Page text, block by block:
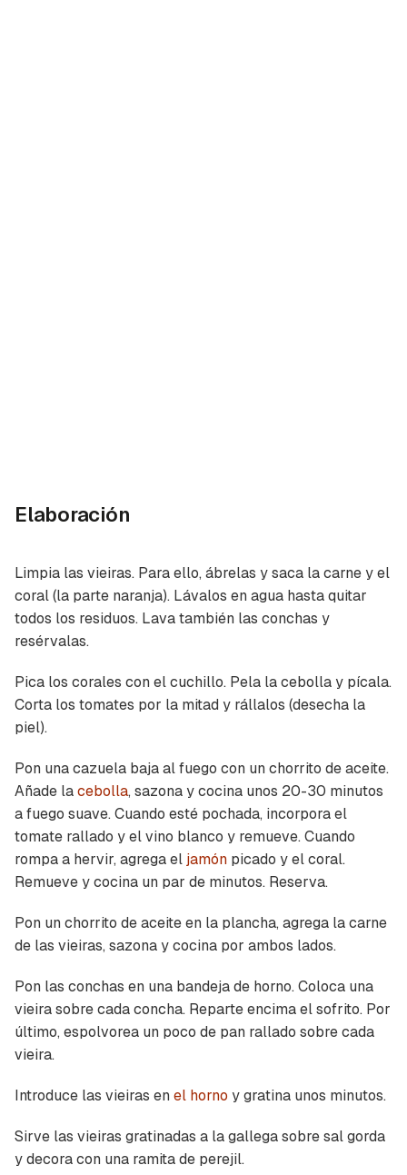
Elaboración
Limpia las vieiras. Para ello, ábrelas y saca la carne y el
coral (la parte naranja). Lávalos en agua hasta quitar
todos los residuos. Lava también las conchas y
resérvalas.
Pica los corales con el cuchillo. Pela la cebolla y pícala.
Corta los tomates por la mitad y rállalos (desecha la
piel).
Pon una cazuela baja al fuego con un chorrito de aceite.
Añade lacebolla, sazona y cocina unos 20-30 minutos
a fuego suave. Cuando esté pochada, incorpora el
tomate rallado y el vino blanco y remueve. Cuando
rompa a hervir, agrega eljamón picado y el coral.
Remueve y cocina un par de minutos. Reserva.
Pon un chorrito de aceite en la plancha, agrega la carne
de las vieiras, sazona y cocina por ambos lados.
Pon las conchas en una bandeja de horno. Coloca una
vieira sobre cada concha. Reparte encima el sofrito. Por
último, espolvorea un poco de pan rallado sobre cada
vieira.
Introduce las vieiras en el horno y gratina unos minutos.
Sirve las vieiras gratinadas a la gallega sobre sal gorda
y decora con una ramita de perejil.